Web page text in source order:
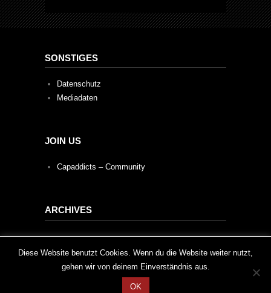
SONSTIGES
Datenschutz
Mediadaten
JOIN US
Capaddicts – Community
ARCHIVES
Archives
This website uses cookies to improve your experience. We'll
assume you're ok with this, but you can opt-out if you wish.
Cookie settings
Diese Website benutzt Cookies. Wenn du die Website weiter nutzt,
gehen wir von deinem Einverständnis aus.
OK